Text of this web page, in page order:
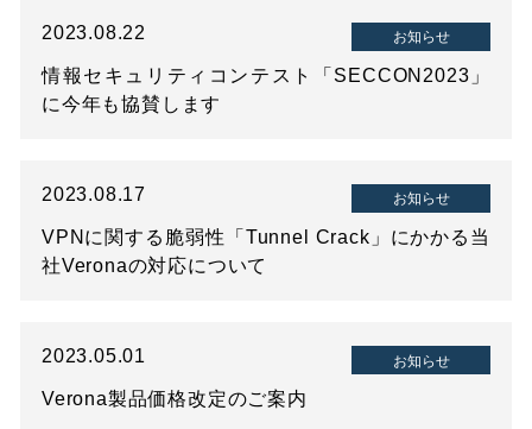
2023.08.22 お知らせ
情報セキュリティコンテスト「SECCON2023」
に今年も協賛します
2023.08.17 お知らせ
VPNに関する脆弱性「Tunnel Crack」にかかる当
社Veronaの対応について
2023.05.01 お知らせ
Verona製品価格改定のご案内